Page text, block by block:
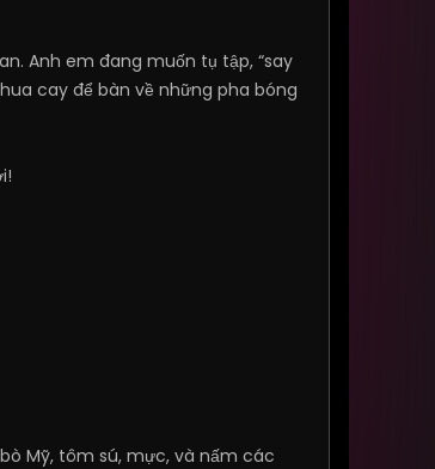
Anh em đang muốn tụ tập, “say
cay để bàn về những pha bóng
Mỹ, tôm sú, mực, và nấm các